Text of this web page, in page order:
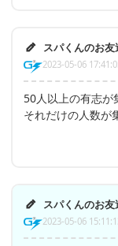
スパくんのお友
2023-05-06
50人以上の有志が
それだけの人数が
スパくんのお友
2023-05-06